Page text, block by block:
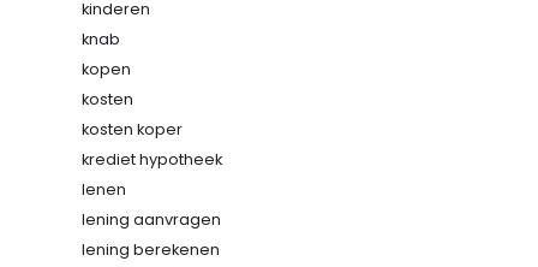
kinderen
knab
kopen
kosten
kosten koper
krediet hypotheek
lenen
lening aanvragen
lening berekenen